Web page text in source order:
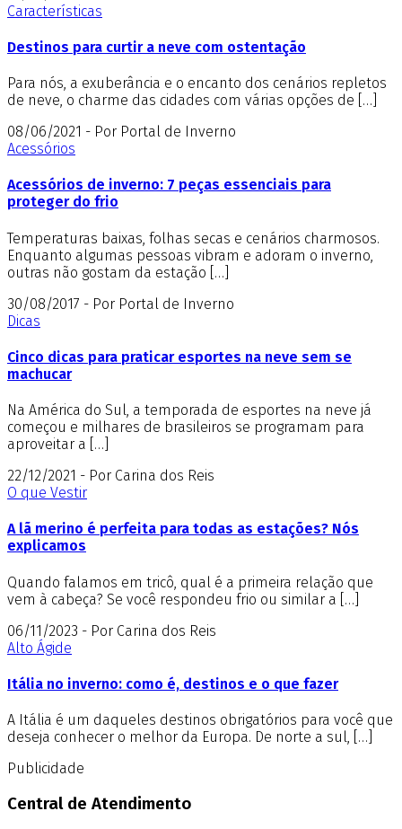
Características
Destinos para curtir a neve com ostentação
Para nós, a exuberância e o encanto dos cenários repletos
de neve, o charme das cidades com várias opções de […]
08/06/2021 - Por Portal de Inverno
Acessórios
Acessórios de inverno: 7 peças essenciais para
proteger do frio
Temperaturas baixas, folhas secas e cenários charmosos.
Enquanto algumas pessoas vibram e adoram o inverno,
outras não gostam da estação […]
30/08/2017 - Por Portal de Inverno
Dicas
Cinco dicas para praticar esportes na neve sem se
machucar
Na América do Sul, a temporada de esportes na neve já
começou e milhares de brasileiros se programam para
aproveitar a […]
22/12/2021 - Por Carina dos Reis
O que Vestir
A lã merino é perfeita para todas as estações? Nós
explicamos
Quando falamos em tricô, qual é a primeira relação que
vem à cabeça? Se você respondeu frio ou similar a […]
06/11/2023 - Por Carina dos Reis
Alto Ágide
Itália no inverno: como é, destinos e o que fazer
A Itália é um daqueles destinos obrigatórios para você que
deseja conhecer o melhor da Europa. De norte a sul, […]
Publicidade
Central de Atendimento